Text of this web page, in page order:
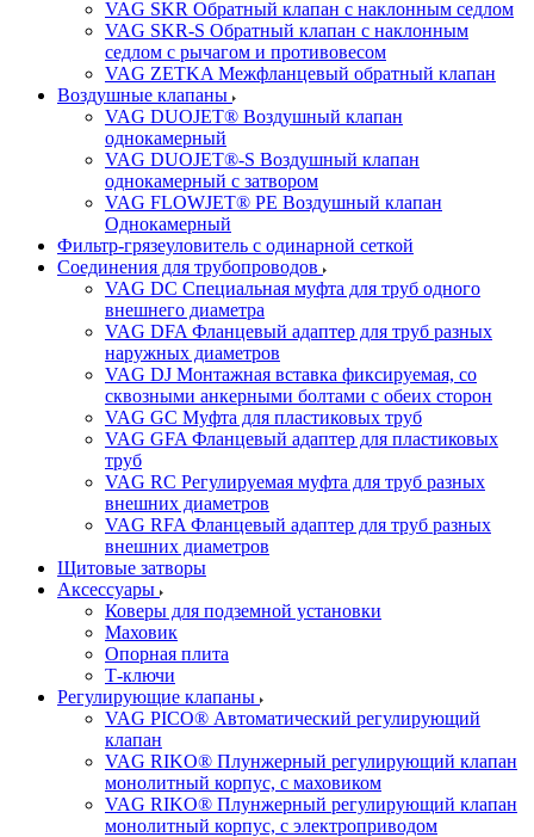
VAG SKR Обратный клапан с наклонным седлом
VAG SKR-S Обратный клапан с наклонным
седлом с рычагом и противовесом
VAG ZETKA Межфланцевый обратный клапан
Воздушные клапаны
VAG DUOJET® Воздушный клапан
однокамерный
VAG DUOJET®-S Воздушный клапан
однокамерный с затвором
VAG FLOWJET® PE Воздушный клапан
Однокамерный
Фильтр-грязеуловитель с одинарной сеткой
Соединения для трубопроводов
VAG DC Специальная муфта для труб одного
внешнего диаметра
VAG DFA Фланцевый адаптер для труб разных
наружных диаметров
VAG DJ Монтажная вставка фиксируемая, со
сквозными анкерными болтами с обеих сторон
VAG GC Муфта для пластиковых труб
VAG GFA Фланцевый адаптер для пластиковых
труб
VAG RC Регулируемая муфта для труб разных
внешних диаметров
VAG RFA Фланцевый адаптер для труб разных
внешних диаметров
Щитовые затворы
Аксессуары
Коверы для подземной установки
Маховик
Опорная плита
Т-ключи
Регулирующие клапаны
VAG PICO® Автоматический регулирующий
клапан
VAG RIKO® Плунжерный регулирующий клапан
монолитный корпус, с маховиком
VAG RIKO® Плунжерный регулирующий клапан
монолитный корпус, с электроприводом